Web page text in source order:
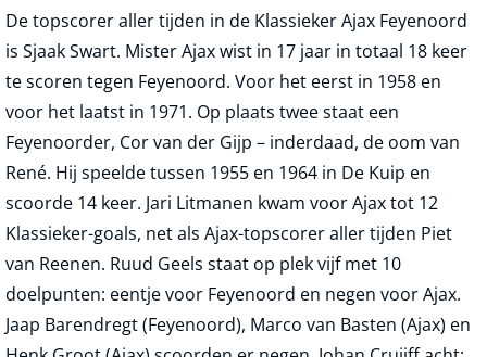
De topscorer aller tijden in de Klassieker Ajax Feyenoord
is Sjaak Swart. Mister Ajax wist in 17 jaar in totaal 18 keer
te scoren tegen Feyenoord. Voor het eerst in 1958 en
voor het laatst in 1971. Op plaats twee staat een
Feyenoorder, Cor van der Gijp – inderdaad, de oom van
René. Hij speelde tussen 1955 en 1964 in De Kuip en
scoorde 14 keer. Jari Litmanen kwam voor Ajax tot 12
Klassieker-goals, net als Ajax-topscorer aller tijden Piet
van Reenen. Ruud Geels staat op plek vijf met 10
doelpunten: eentje voor Feyenoord en negen voor Ajax.
Jaap Barendregt (Feyenoord), Marco van Basten (Ajax) en